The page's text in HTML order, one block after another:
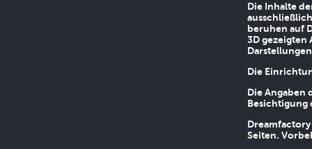
Die Inhalte
beruhen auf
3D gezeigten
Die
Die
Besichtigung
Seiten.